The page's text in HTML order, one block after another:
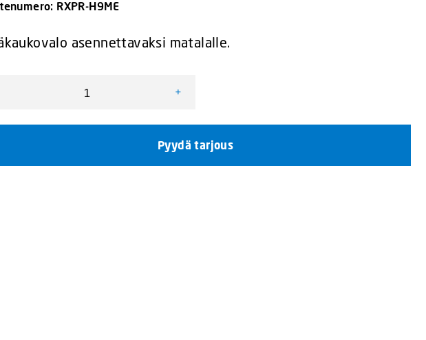
RXPR-H9ME
asennettavaksi matalalle.
X XPR-H9ME Iris Lisäkaukovalo määrä
+
Pyydä tarjous